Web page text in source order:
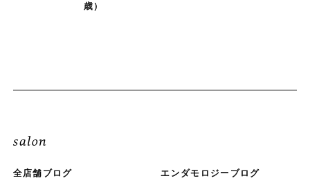
歳）
salon
全店舗ブログ エンダモロジーブログ